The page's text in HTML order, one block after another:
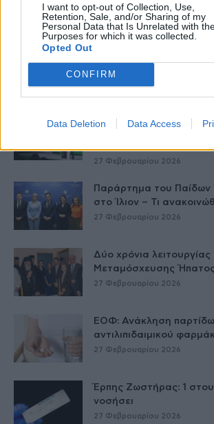
I want to opt-out of Collection, Use,
Retention, Sale, and/or Sharing of my
Personal Data that Is Unrelated with
Purposes for which it was collected.
Opted Out
CONFIRM
Data Deletion Data Access
Δείτε
Γεωργιάδης: Πολλαπλά
27 Φεβρουαρίου 2026
Παράρτημα του Παίδων
στο Ίλιον – Τι
27 Φεβρουαρίου 2026
Δύο χρόνια λειτουργίας
Μεταμόσχευσης
27 Φεβρουαρίου 2026
ΕΟΦ: Ανάκληση
αντιλιπιδαιμικού
27 Φεβρουαρίου 2026
Έρπης Ζωστήρας: 1
νοσήσει
27 Φεβρουαρίου 2026